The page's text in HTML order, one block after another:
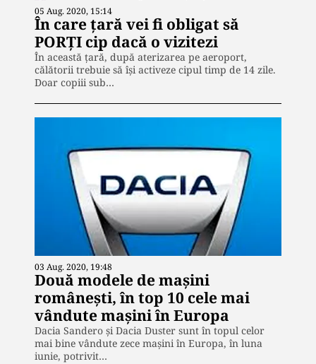
05 Aug. 2020, 15:14
În care țară vei fi obligat să
PORȚI cip dacă o vizitezi
În această țară, după aterizarea pe aeroport,
călătorii trebuie să își activeze cipul timp de 14 zile.
Doar copiii sub…
03 Aug. 2020, 19:48
Două modele de mașini
românești, în top 10 cele mai
vândute maşini în Europa
Dacia Sandero și Dacia Duster sunt în topul celor
mai bine vândute zece mașini în Europa, în luna
iunie, potrivit…